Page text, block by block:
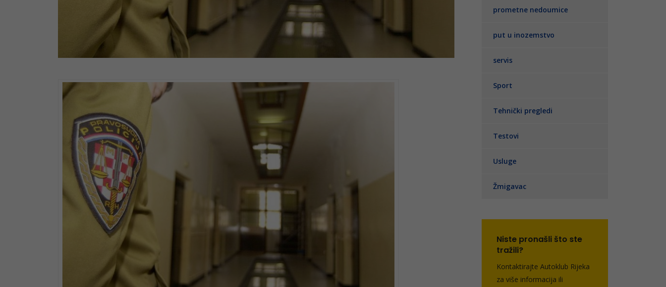
prometne nedoumice
put u inozemstvo
servis
Sport
Tehnički pregledi
Testovi
Usluge
Žmigavac
Niste pronašli što ste
tražili?
Kontaktirajte Autoklub Rijeka
za više informacija ili